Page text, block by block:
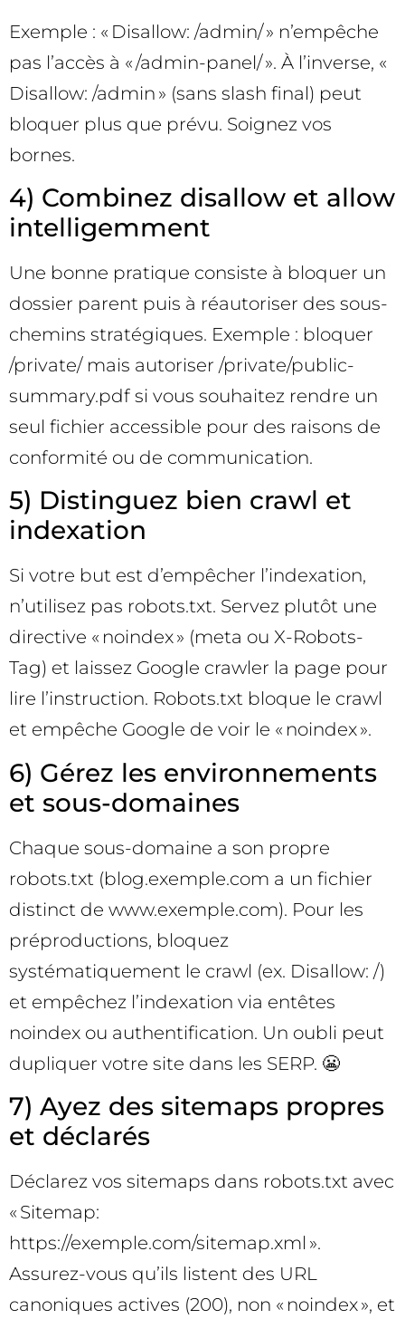
Exemple : « Disallow: /admin/ » n’empêche
pas l’accès à « /admin-panel/ ». À l’inverse, «
Disallow: /admin » (sans slash final) peut
bloquer plus que prévu. Soignez vos
bornes.
4) Combinez disallow et allow
intelligemment
Une bonne pratique consiste à bloquer un
dossier parent puis à réautoriser des sous-
chemins stratégiques. Exemple : bloquer
/private/ mais autoriser /private/public-
summary.pdf si vous souhaitez rendre un
seul fichier accessible pour des raisons de
conformité ou de communication.
5) Distinguez bien crawl et
indexation
Si votre but est d’empêcher l’indexation,
n’utilisez pas robots.txt. Servez plutôt une
directive « noindex » (meta ou X-Robots-
Tag) et laissez Google crawler la page pour
lire l’instruction. Robots.txt bloque le crawl
et empêche Google de voir le « noindex ».
6) Gérez les environnements
et sous-domaines
Chaque sous-domaine a son propre
robots.txt (blog.exemple.com a un fichier
distinct de www.exemple.com). Pour les
préproductions, bloquez
systématiquement le crawl (ex. Disallow: /)
et empêchez l’indexation via entêtes
noindex ou authentification. Un oubli peut
dupliquer votre site dans les SERP. 😬
7) Ayez des sitemaps propres
et déclarés
Déclarez vos sitemaps dans robots.txt avec
« Sitemap:
https://exemple.com/sitemap.xml ».
Assurez-vous qu’ils listent des URL
canoniques actives (200), non « noindex », et